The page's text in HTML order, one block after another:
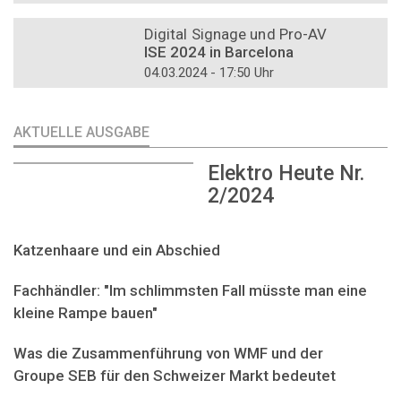
Digital Signage und Pro-AV
ISE 2024 in Barcelona
04.03.2024 - 17:50 Uhr
AKTUELLE AUSGABE
Elektro Heute Nr.
2/2024
Katzenhaare und ein Abschied
Fachhändler: "Im schlimmsten Fall müsste man eine
kleine Rampe bauen"
Was die Zusammenführung von WMF und der
Groupe SEB für den Schweizer Markt bedeutet